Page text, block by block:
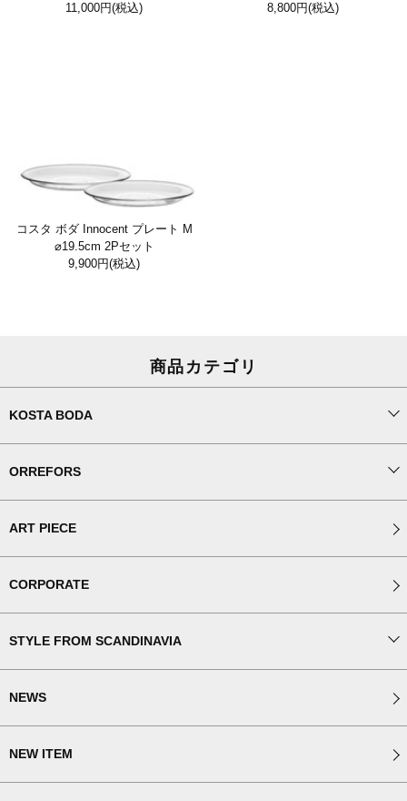
11,000円(税込)
8,800円(税込)
コスタ ボダ Innocent プレート M
⌀19.5cm 2Pセット
9,900円(税込)
商品カテゴリ
KOSTA BODA
ORREFORS
ART PIECE
CORPORATE
STYLE FROM SCANDINAVIA
NEWS
NEW ITEM